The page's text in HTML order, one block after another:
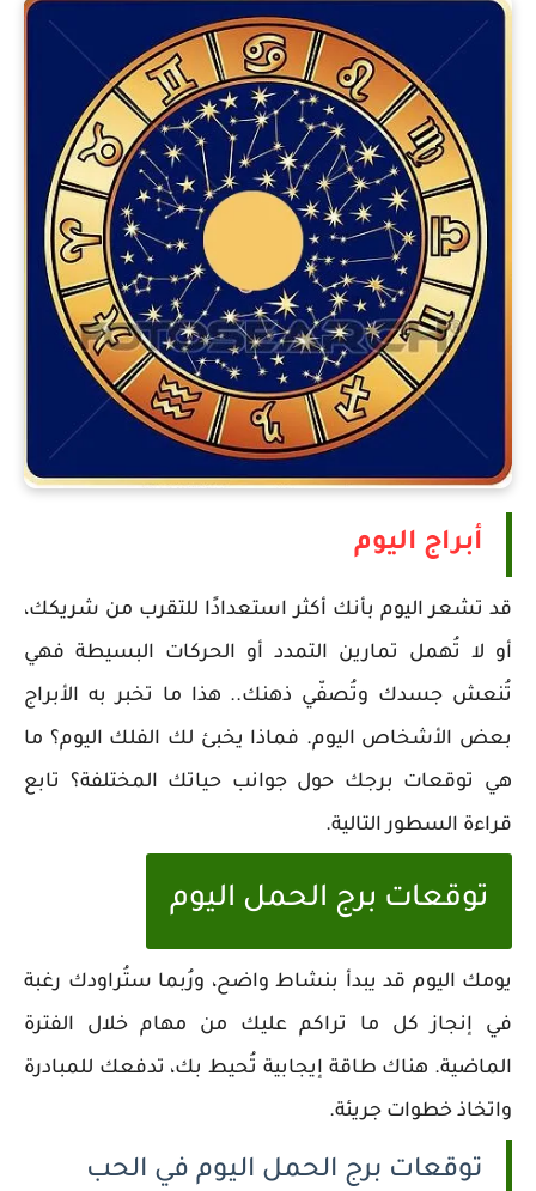
أبراج اليوم
قد تشعر اليوم بأنك أكثر استعدادًا للتقرب من شريكك،
أو لا تُهمل تمارين التمدد أو الحركات البسيطة فهي
تُنعش جسدك وتُصفّي ذهنك.. هذا ما تخبر به الأبراج
بعض الأشخاص اليوم. فماذا يخبئ لك الفلك اليوم؟ ما
هي توقعات برجك حول جوانب حياتك المختلفة؟ تابع
قراءة السطور التالية.
توقعات برج الحمل اليوم
يومك اليوم قد يبدأ بنشاط واضح، ورُبما ستُراودك رغبة
في إنجاز كل ما تراكم عليك من مهام خلال الفترة
الماضية. هناك طاقة إيجابية تُحيط بك، تدفعك للمبادرة
واتخاذ خطوات جريئة.
توقعات برج الحمل اليوم في الحب